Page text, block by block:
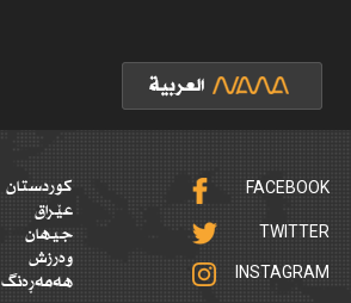
FACEBOOK
TWITTER
INSTAGRAM
کوردستان
عێراق
جیهان
وەرزش
هەمەڕەنگ